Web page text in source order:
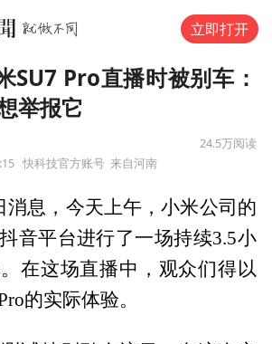
立即打开
SU7 Pro直播时被别车：
举报它
快科技官方账号 来自河南
24.5万阅读
消息，今天上午，小米公司的
音平台进行了一场持续3.5小
在这场直播中，观众们得以
的实际体验。